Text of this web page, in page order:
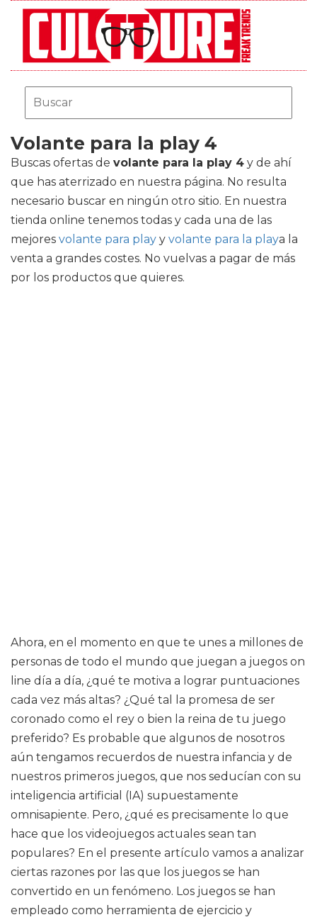
Volante para la play 4
Buscas ofertas de volante para la play 4 y de ahí
que has aterrizado en nuestra página. No resulta
necesario buscar en ningún otro sitio. En nuestra
tienda online tenemos todas y cada una de las
mejores volante para play y volante para la playa la
venta a grandes costes. No vuelvas a pagar de más
por los productos que quieres.
Ahora, en el momento en que te unes a millones de
personas de todo el mundo que juegan a juegos on
line día a día, ¿qué te motiva a lograr puntuaciones
cada vez más altas? ¿Qué tal la promesa de ser
coronado como el rey o bien la reina de tu juego
preferido? Es probable que algunos de nosotros
aún tengamos recuerdos de nuestra infancia y de
nuestros primeros juegos, que nos seducían con su
inteligencia artificial (IA) supuestamente
omnisapiente. Pero, ¿qué es precisamente lo que
hace que los videojuegos actuales sean tan
populares? En el presente artículo vamos a analizar
ciertas razones por las que los juegos se han
convertido en un fenómeno. Los juegos se han
empleado como herramienta de ejercicio y